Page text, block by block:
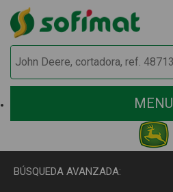
MENU
BÚSQUEDA AVANZADA: